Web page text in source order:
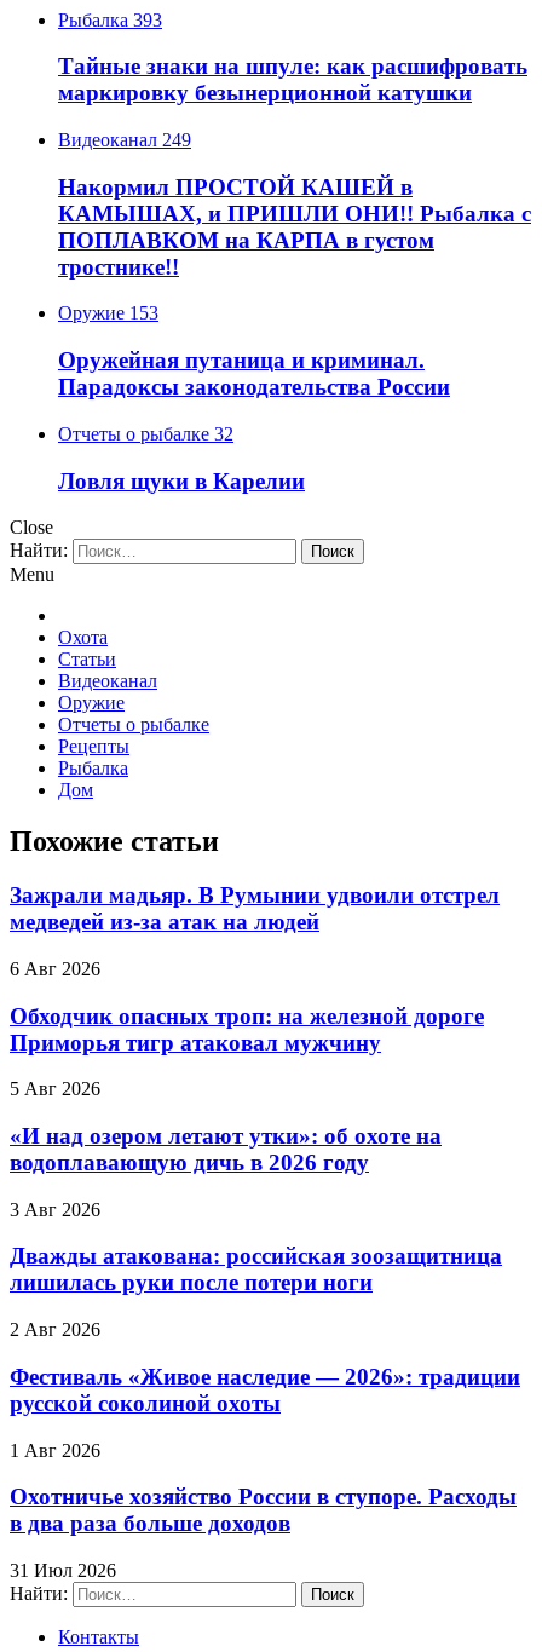
Рыбалка 393
Тайные знаки на шпуле: как расшифровать
маркировку безынерционной катушки
Видеоканал 249
Накормил ПРОСТОЙ КАШЕЙ в
КАМЫШАХ, и ПРИШЛИ ОНИ!! Рыбалка с
ПОПЛАВКОМ на КАРПА в густом
тростнике!!
Оружие 153
Оружейная путаница и криминал.
Парадоксы законодательства России
Отчеты о рыбалке 32
Ловля щуки в Карелии
Close
Найти:
Menu
Охота
Статьи
Видеоканал
Оружие
Отчеты о рыбалке
Рецепты
Рыбалка
Дом
Похожие статьи
Зажрали мадьяр. В Румынии удвоили отстрел
медведей из-за атак на людей
6 Авг 2026
Обходчик опасных троп: на железной дороге
Приморья тигр атаковал мужчину
5 Авг 2026
«И над озером летают утки»: об охоте на
водоплавающую дичь в 2026 году
3 Авг 2026
Дважды атакована: российская зоозащитница
лишилась руки после потери ноги
2 Авг 2026
Фестиваль «Живое наследие — 2026»: традиции
русской соколиной охоты
1 Авг 2026
Охотничье хозяйство России в ступоре. Расходы
в два раза больше доходов
31 Июл 2026
Найти:
Контакты